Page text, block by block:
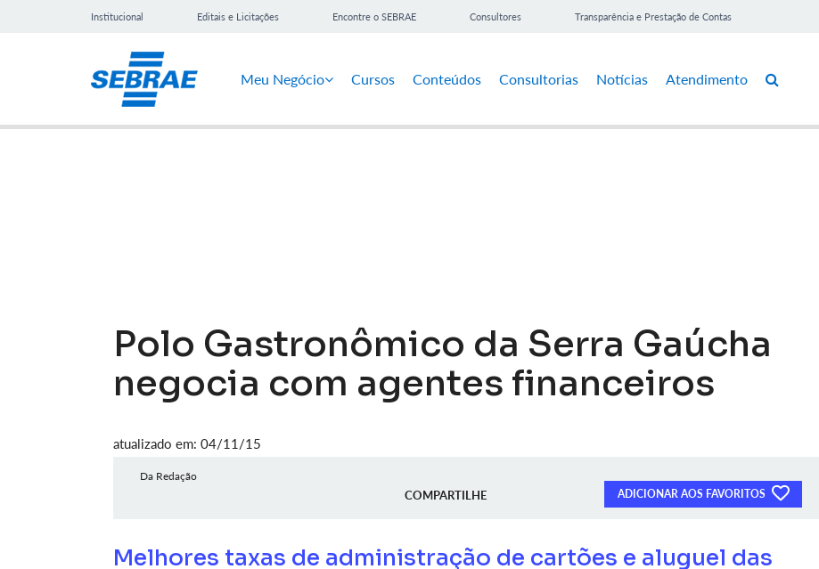
Institucional Editais e Licitações Encontre o SEBRAE Consultores Transparência e Prestação de Contas
Meu Negócio Cursos Conteúdos Consultorias Notícias Atendimento
Polo Gastronômico da Serra Gaúcha
negocia com agentes financeiros
atualizado em: 04/11/15
Da Redação
COMPARTILHE ADICIONAR AOS FAVORITOS
Melhores taxas de administração de cartões e aluguel das